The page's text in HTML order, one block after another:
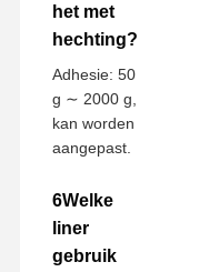
het met
hechting?
Adhesie: 50
g ∼ 2000 g,
kan worden
aangepast.
6Welke
liner
gebruik